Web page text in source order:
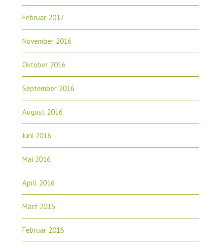
Februar 2017
November 2016
Oktober 2016
September 2016
August 2016
Juni 2016
Mai 2016
April 2016
März 2016
Februar 2016